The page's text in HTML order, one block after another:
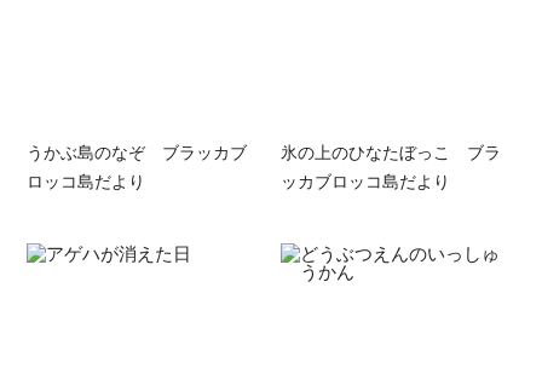
うかぶ島のなぞ ブラッカブ
ロッコ島だより
氷の上のひなたぼっこ ブラ
ッカブロッコ島だより